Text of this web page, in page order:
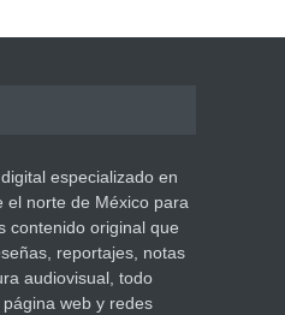
especializado en
el norte de México para
contenido original que
reportajes, notas
audiovisual, todo
web y redes